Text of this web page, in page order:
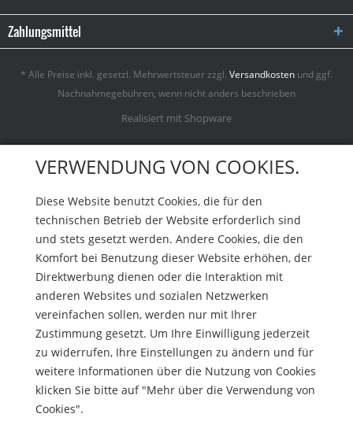
Zahlungsmittel
* Alle Preise inkl. gesetzl. Mehrwertsteuer zzgl. Versandkosten und ggf.
Nachnahmegebühren, wenn nicht anders beschrieben
Realisiert mit Shopware
VERWENDUNG VON COOKIES.
Diese Website benutzt Cookies, die für den
technischen Betrieb der Website erforderlich sind
und stets gesetzt werden. Andere Cookies, die den
Komfort bei Benutzung dieser Website erhöhen, der
Direktwerbung dienen oder die Interaktion mit
anderen Websites und sozialen Netzwerken
vereinfachen sollen, werden nur mit Ihrer
Zustimmung gesetzt. Um Ihre Einwilligung jederzeit
zu widerrufen, Ihre Einstellungen zu ändern und für
weitere Informationen über die Nutzung von Cookies
klicken Sie bitte auf "Mehr über die Verwendung von
Cookies".